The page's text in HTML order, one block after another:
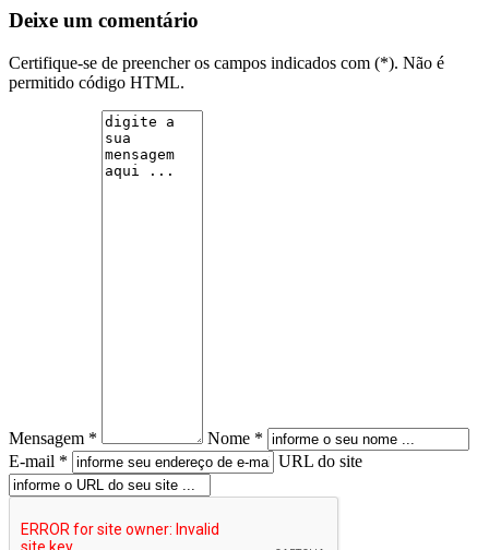
Deixe um comentário
Certifique-se de preencher os campos indicados com (*). Não é
permitido código HTML.
Mensagem *
Nome *
E-mail *
URL do site